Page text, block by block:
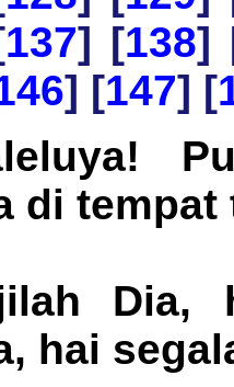
137] [138]
] [147] [
di
Dia,
hai